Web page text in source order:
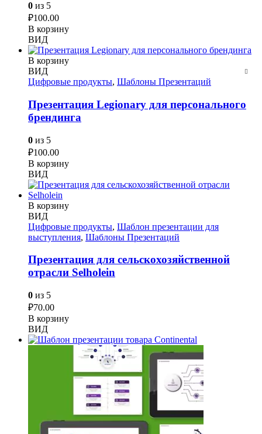
0 из 5
₽100.00
В корзину
ВИД
В корзину
ВИД
Цифровые продукты, Шаблоны Презентаций
Презентация Legionary для персонального
брендинга
0 из 5
₽100.00
В корзину
ВИД
В корзину
ВИД
Цифровые продукты, Шаблон презентации для
выступления, Шаблоны Презентаций
Презентация для сельскохозяйственной
отрасли Selholein
0 из 5
₽70.00
В корзину
ВИД